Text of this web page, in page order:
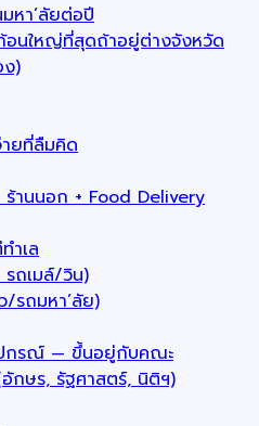
หา’ลัยต่อปี
อนใหญ่ที่สุดถ้าอยู่ต่างจังหวัด
ง)
ยที่ลืมคิด
ร้านนอก + Food Delivery
ำเล
รถเมล์/วิน)
รถมหา’ลัย)
ปกรณ์ — ขึ้นอยู่กับคณะ
ษร, รัฐศาสตร์, นิติฯ)